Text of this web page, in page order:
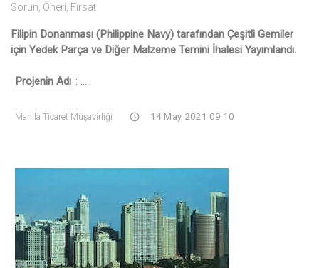
Sorun, Öneri, Fırsat
Filipin Donanması (Philippine Navy) tarafından Çeşitli Gemiler
için Yedek Parça ve Diğer Malzeme Temini İhalesi Yayımlandı.
Projenin Adı : ...
Manila Ticaret Müşavirliği 14 May 2021 09:10